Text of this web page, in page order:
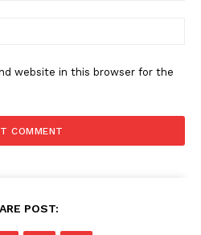
website in this browser for the
POST: